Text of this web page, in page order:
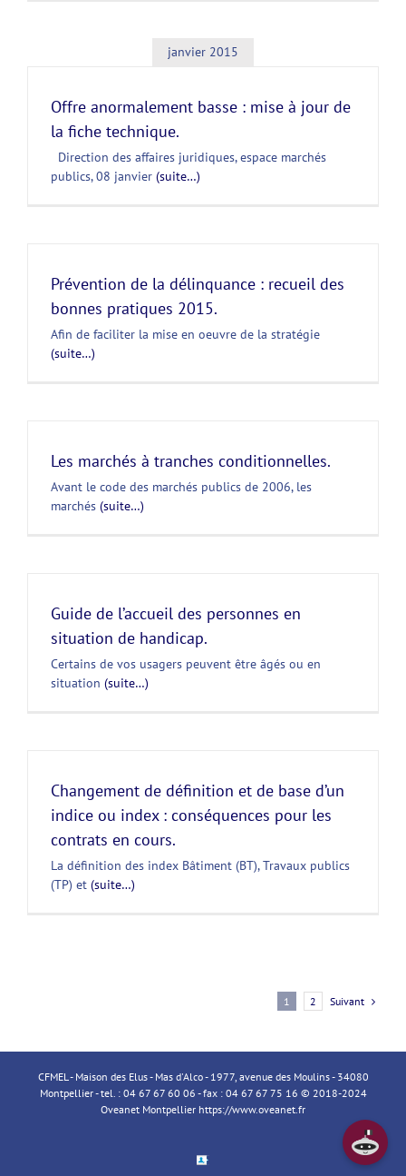
janvier 2015
Offre anormalement basse : mise à jour de
la fiche technique.
Direction des affaires juridiques, espace marchés
publics, 08 janvier (suite…)
Prévention de la délinquance : recueil des
bonnes pratiques 2015.
Afin de faciliter la mise en oeuvre de la stratégie
(suite…)
Les marchés à tranches conditionnelles.
Avant le code des marchés publics de 2006, les
marchés (suite…)
Guide de l’accueil des personnes en
situation de handicap.
Certains de vos usagers peuvent être âgés ou en
situation (suite…)
Changement de définition et de base d’un
indice ou index : conséquences pour les
contrats en cours.
La définition des index Bâtiment (BT), Travaux publics
(TP) et (suite…)
1 2 Suivant
CFMEL - Maison des Elus - Mas d'Alco - 1977, avenue des Moulins - 34080
Montpellier - tel. : 04 67 67 60 06 - fax : 04 67 67 75 16 © 2018-2024
Oveanet Montpellier https://www.oveanet.fr
Espace